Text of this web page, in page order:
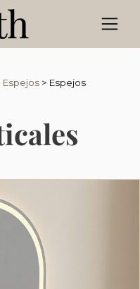
Espejos > Espejos